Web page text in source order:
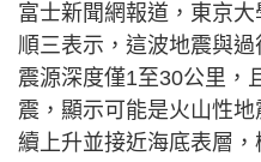
富士新聞網報道，東京
順三表示，這波地震與
震源深度僅1至30公里，
震，顯示可能是火山性
續上升並接近海底表層